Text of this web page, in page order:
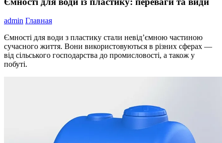
admin Главная
Ємності для води з пластику стали невід’ємною частиною
сучасного життя. Вони використовуються в різних сферах —
від сільського господарства до промисловості, а також у
побуті.